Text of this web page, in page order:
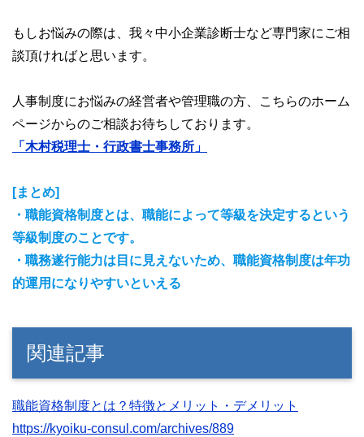
もしお悩みの際は、我々中小企業診断士など専門家にご相
談頂ければと思います。
人事制度にお悩みの経営者や管理職の方、こちらのホーム
ページからのご相談お待ちしております。
「木村税理士・行政書士事務所」
[まとめ]
・職能資格制度とは、職能によって等級を決定するという
等級制度のことです。
・職務遂行能力は目に見えないため、職能資格制度は年功
的運用になりやすいといえる
関連記事
職能資格制度とは？特徴とメリット・デメリット
https://kyoiku-consul.com/archives/889